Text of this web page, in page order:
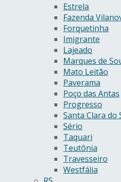
Estrela
Fazenda
Forquetinha
Imigrante
Lajeado
Marques de
Mato Leitão
Paverama
Poço das Antas
Progresso
Santa Clara do
Sério
Taquari
Teutônia
Travesseiro
Westfália